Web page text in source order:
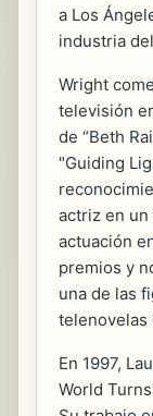
a Los
industria
Wright
televisión
de “Beth
"Guiding
actriz en
actuación
premios y
una de las
telenovelas
En 1997,
World